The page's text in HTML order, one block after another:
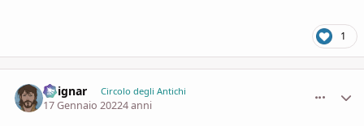
1
Voignar Circolo degli Antichi
17 Gennaio 20224 anni